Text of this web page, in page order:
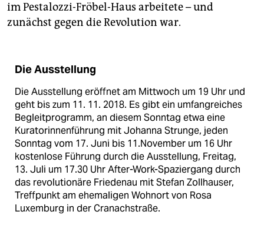
im Pestalozzi-Fröbel-Haus arbeitete – und
zunächst gegen die Revolution war.
Die Ausstellung
Die Ausstellung eröffnet am Mittwoch um 19 Uhr und
geht bis zum 11. 11. 2018. Es gibt ein umfangreiches
Begleitprogramm, an diesem Sonntag etwa eine
Kuratorinnenführung mit Johanna Strunge, jeden
Sonntag vom 17. Juni bis 11.November um 16 Uhr
kostenlose Führung durch die Ausstellung, Freitag,
13. Juli um 17.30 Uhr After-Work-Spaziergang durch
das revolutionäre Friedenau mit Stefan Zollhauser,
Treffpunkt am ehemaligen Wohnort von Rosa
Luxemburg in der Cranachstraße.